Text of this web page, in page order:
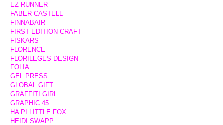
EZ RUNNER
FABER CASTELL
FINNABAIR
FIRST EDITION CRAFT
FISKARS
FLORENCE
FLORILEGES DESIGN
FOLIA
GEL PRESS
GLOBAL GIFT
GRAFFITI GIRL
GRAPHIC 45
HA PI LITTLE FOX
HEIDI SWAPP